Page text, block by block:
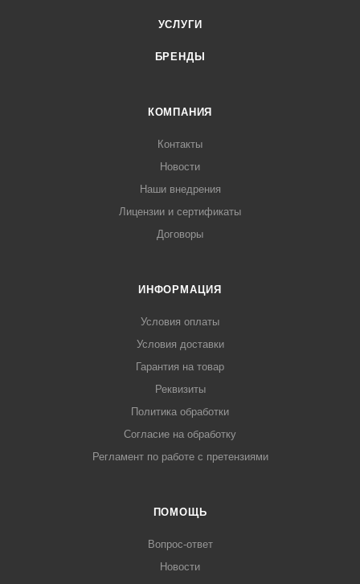
УСЛУГИ
БРЕНДЫ
КОМПАНИЯ
Контакты
Новости
Наши внедрения
Лицензии и сертификаты
Договоры
ИНФОРМАЦИЯ
Условия оплаты
Условия доставки
Гарантия на товар
Реквизиты
Политика обработки
Согласие на обработку
Регламент по работе с претензиями
ПОМОЩЬ
Вопрос-ответ
Новости